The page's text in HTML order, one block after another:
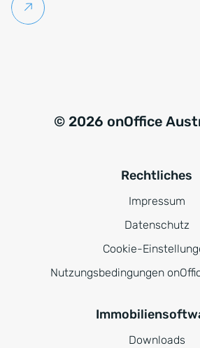
Weiterlesen
© 2026 onOffice
Rechtliches
Impressum
Datenschutz
Cookie-
Nutzungsbedingungen
Downloads